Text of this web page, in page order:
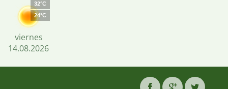
32°C
24°C
viernes
14.08.2026